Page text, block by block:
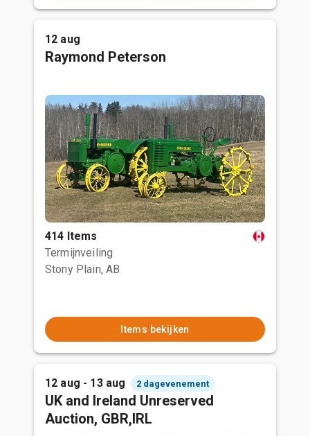
12 aug
Raymond Peterson
414 Items
Termijnveiling
Stony Plain, AB
Items bekijken
12 aug - 13 aug 2 dagevenement
UK and Ireland Unreserved
Auction, GBR,IRL